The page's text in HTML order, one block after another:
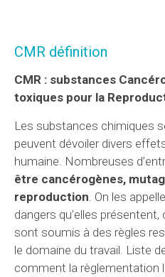
CMR définition
CMR : substances
toxiques pour la
Les substances chimiques
peuvent dévoiler divers
humaine. Nombreuses
être cancérogènes,
reproduction . On les
dangers qu’elles
sont soumis à des règles
le domaine du travail. Liste
comment la règlementation